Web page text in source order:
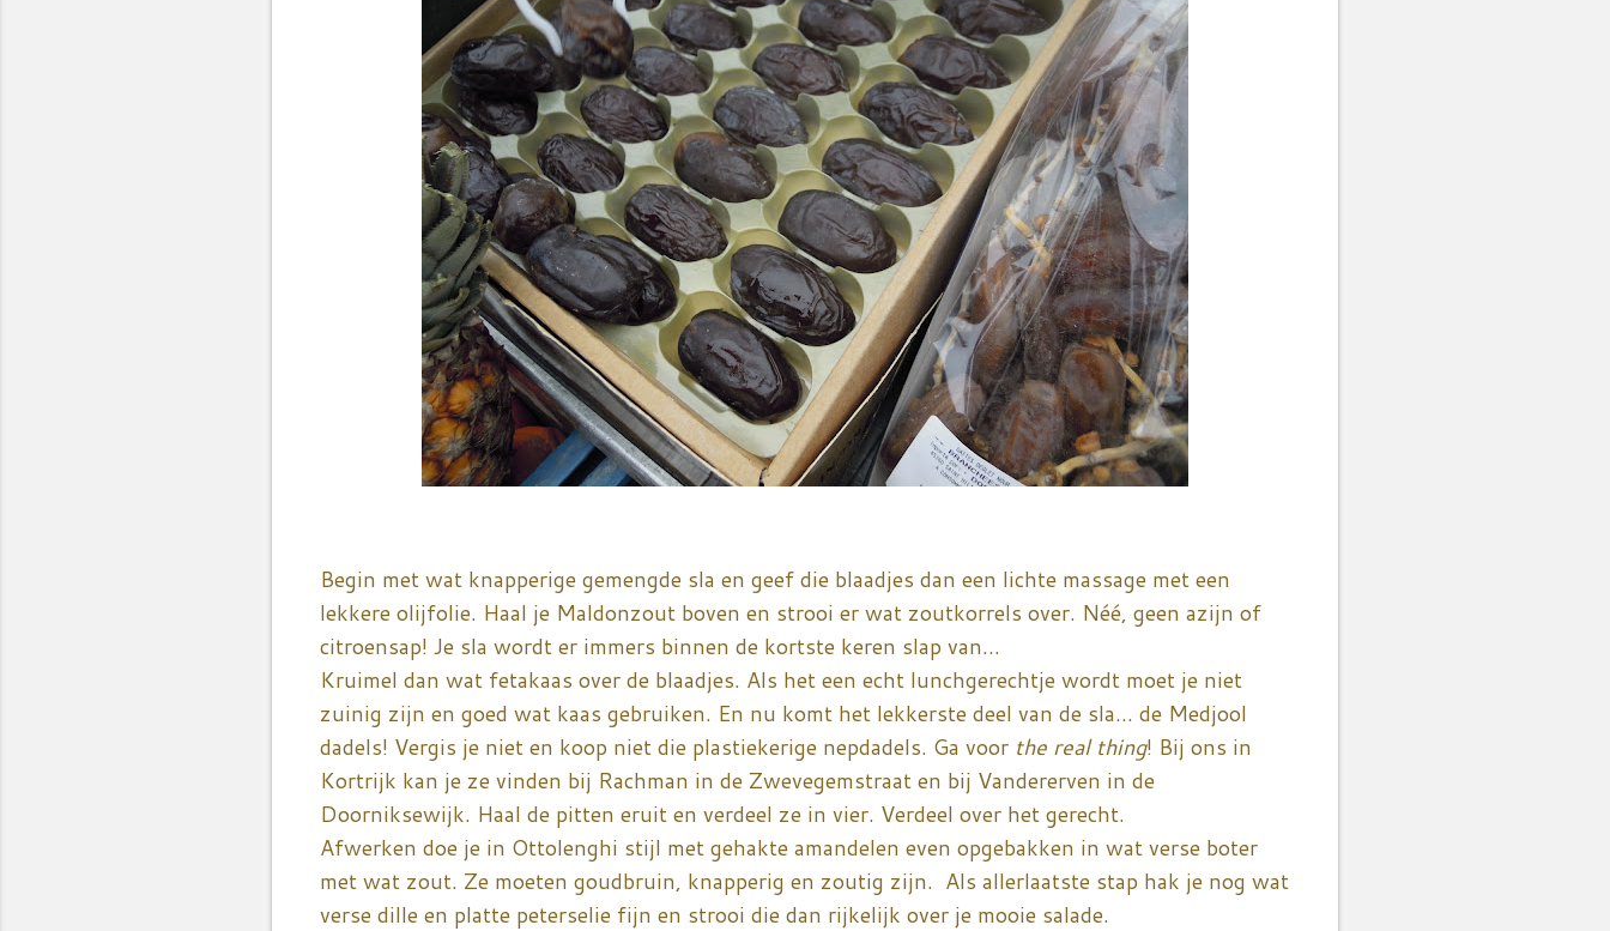
Begin met wat knapperige gemengde sla en geef die blaadjes dan een lichte massage met een
lekkere olijfolie. Haal je Maldonzout boven en strooi er wat zoutkorrels over. Néé, geen azijn of
citroensap! Je sla wordt er immers binnen de kortste keren slap van...
Kruimel dan wat fetakaas over de blaadjes. Als het een echt lunchgerechtje wordt moet je niet
zuinig zijn en goed wat kaas gebruiken. En nu komt het lekkerste deel van de sla... de Medjool
dadels! Vergis je niet en koop niet die plastiekerige nepdadels. Ga voor the real thing! Bij ons in
Kortrijk kan je ze vinden bij Rachman in de Zwevegemstraat en bij Vandererven in de
Doorniksewijk. Haal de pitten eruit en verdeel ze in vier. Verdeel over het gerecht.
Afwerken doe je in Ottolenghi stijl met gehakte amandelen even opgebakken in wat verse boter
met wat zout. Ze moeten goudbruin, knapperig en zoutig zijn. Als allerlaatste stap hak je nog wat
verse dille en platte peterselie fijn en strooi die dan rijkelijk over je mooie salade.